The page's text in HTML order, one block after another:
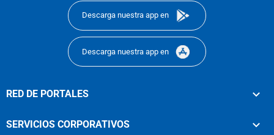
Descarga nuestra app en
Descarga nuestra app en
RED DE PORTALES
SERVICIOS CORPORATIVOS